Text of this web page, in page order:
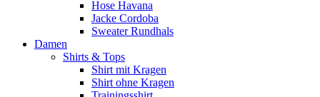
Hose Havana
Jacke Cordoba
Sweater Rundhals
Damen
Shirts & Tops
Shirt mit Kragen
Shirt ohne Kragen